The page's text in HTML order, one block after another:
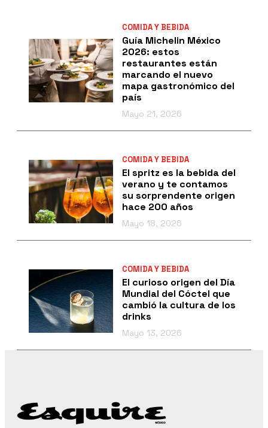
COMIDA Y BEBIDA
Guía Michelin México
2026: estos
restaurantes están
marcando el nuevo
mapa gastronómico del
país
Mayo 21, 2026
COMIDA Y BEBIDA
El spritz es la bebida del
verano y te contamos
su sorprendente origen
hace 200 años
Mayo 18, 2026
COMIDA Y BEBIDA
El curioso origen del Día
Mundial del Cóctel que
cambió la cultura de los
drinks
Mayo 13, 2026